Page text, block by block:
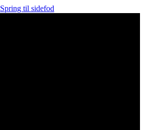
Spring til sidefod